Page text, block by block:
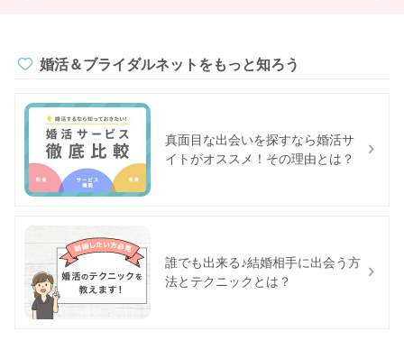
婚活＆ブライダルネットをもっと知ろう
真面目な出会いを探すなら婚活サ
イトがオススメ！その理由とは？
誰でも出来る♪結婚相手に出会う方
法とテクニックとは？